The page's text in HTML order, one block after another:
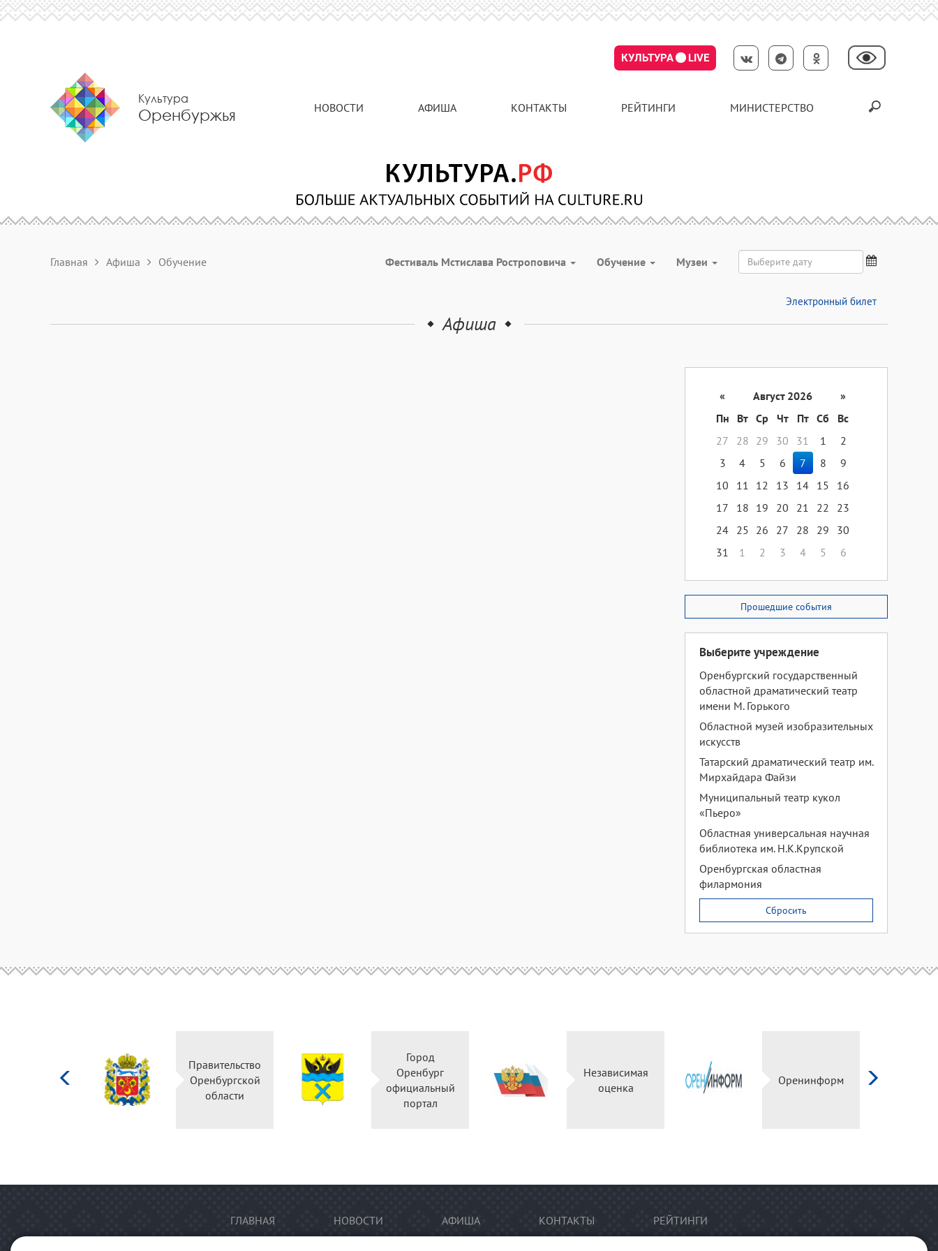
КУЛЬТУРА LIVE
Культура
Оренбуржья НОВОСТИ АФИША КОНТАКТЫ РЕЙТИНГИ МИНИСТЕРСТВО
Главная Афиша Обучение Фестиваль Мстислава Ростроповича Обучение Музеи
Электронный билет
Афиша
« Август 2026
»
Пн
Вт Ср Чт Пт Сб
Вс
27
28 29 30 31 1
2
3
4 5 6 7 8
9
10
11 12 13 14 15
16
17
18 19 20 21 22
23
24 25 26 27 28 29
30
31
1 2 3 4 5 6
Прошедшие события
Выберите учреждение
Оренбургский государственный
областной драматический театр
имени М. Горького
Областной музей изобразительных
искусств
Татарский драматический театр им.
Мирхайдара Файзи
Муниципальный театр кукол
«Пьеро»
Областная универсальная научная
библиотека им. Н.К.Крупской
Оренбургская областная
филармония
Сбросить
Правительство
Оренбургской
области
Город
Оренбург
официальный
портал
Независимая
оценка
Оренинформ
ГЛАВНАЯ НОВОСТИ АФИША КОНТАКТЫ РЕЙТИНГИ